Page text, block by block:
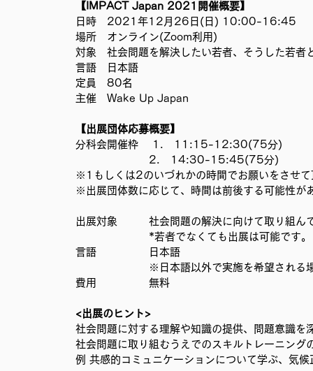
【IMPACT Japan 2021開催概要】
日時　2021年12月26日(日) 10:00-16:45
場所　オンライン(Zoom利用)
対象　社会問題を解決したい若者、そうした若者
言語　日本語
定員　80名
主催　Wake Up Japan
【出展団体応募概要】
分科会開催枠 　1.　11:15-12:30(75分)
2.　14:30-15:45(75分)
※1もしくは2のいづれかの時間でお願いをさせて
※出展団体数に応じて、時間は前後する可能性が
出展対象　　　社会問題の解決に向けて取り組ん
*若者でなくても出展は可能です。
言語　　　　　日本語
※日本語以外で実施を希望される場合
費用　　　　　無料
<出展のヒント>
社会問題に対する理解や知識の提供、問題意識
社会問題に取り組むうえでのスキルトレーニング
例 共感的コミュニケーションについて学ぶ、気